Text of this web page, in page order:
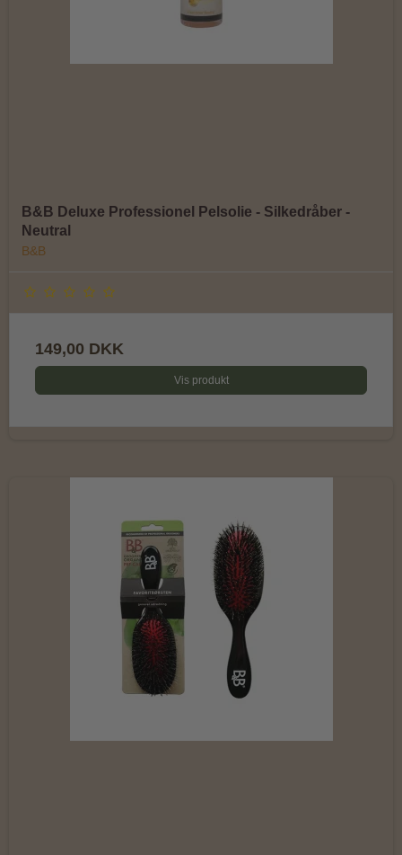
B&B Deluxe Professionel Pelsolie - Silkedråber -
Neutral
B&B
149,00 DKK
Vis produkt